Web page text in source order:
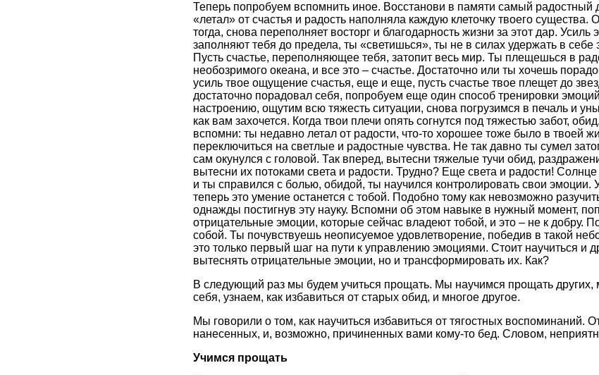
Теперь попробуем вспомнить иное. Восстанови в памяти самый радостный
«летал» от счастья и радость наполняла каждую клеточку твоего существа.
тогда, снова переполняет восторг и благодарность жизни за этот дар. Усиль
заполняют тебя до предела, ты «светишься», ты не в силах удержать в себе
Пусть счастье, переполняющее тебя, затопит весь мир. Ты плещешься в
необозримого океана, и все это – счастье. Достаточно или ты хочешь
усиль твое ощущение счастья, еще и еще, пусть счастье твое плещет до
достаточно порадовал себя, попробуем еще один способ тренировки
настроению, ощутим всю тяжесть ситуации, снова погрузимся в печаль и
как вам захочется. Когда твои плечи опять согнутся под тяжестью забот,
вспомни: ты недавно летал от радости, что-то хорошее тоже было в твоей
переключиться на светлые и радостные чувства. Не так давно ты сумел
сам окунулся с головой. Так вперед, вытесни тяжелые тучи обид,
вытесни их потоками света и радости. Трудно? Еще света и радости! Солнце
и ты справился с болью, обидой, ты научился контролировать свои эмоции.
теперь это умение останется с тобой. Подобно тому как невозможно
однажды постигнув эту науку. Вспомни об этом навыке в нужный момент,
отрицательные эмоции, которые сейчас владеют тобой, и это – не к добру.
собой. Ты почувствуешь неописуемое удовлетворение, победив в такой
это только первый шаг на пути к управлению эмоциями. Стоит научиться и
вытеснять отрицательные эмоции, но и трансформировать их. Как?
В следующий раз мы будем учиться прощать. Мы научимся прощать
себя, узнаем, как избавиться от старых обид, и многое другое.
Мы говорили о том, как научиться избавиться от тягостных воспоминаний.
нанесенных, и, возможно, причиненных вами кому-то бед. Словом,
Учимся прощать